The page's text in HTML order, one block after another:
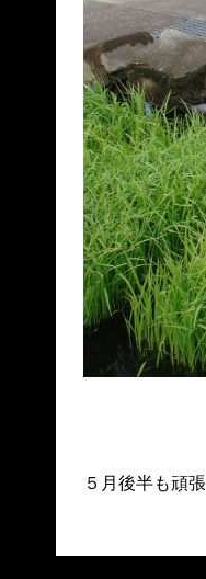
５月後半も頑